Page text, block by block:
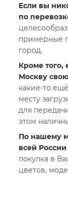
Если вы
по
примерные
город.
Кроме того,
Москву
какие-то
месту
для
этом
По нашему
всей России
покупка в
цветов,